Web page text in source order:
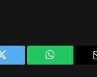
Twitter WhatsApp